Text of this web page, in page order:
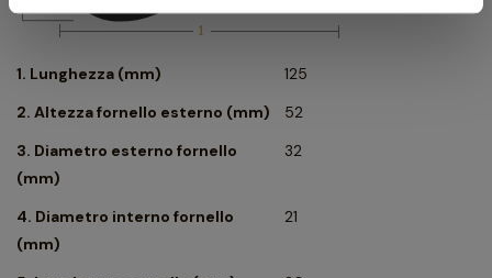
1. Lunghezza (mm)
125
2. Altezza fornello esterno (mm)
52
3. Diametro esterno fornello
(mm)
32
4. Diametro interno fornello
(mm)
21